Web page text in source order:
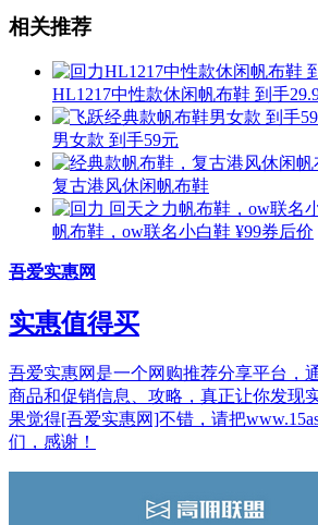
相关推荐
HL1217中性款休闲帆布鞋 到手
男女款 到手59元
复古港风休闲帆布鞋
帆布鞋，ow联名小白鞋 ¥99券后价
吾爱实惠网
实惠值得买
吾爱实惠网是一个网购推荐分享平台，
商品和促销信息、攻略，真正让你发现
果觉得[吾爱实惠网]不错，请把
们，感谢！